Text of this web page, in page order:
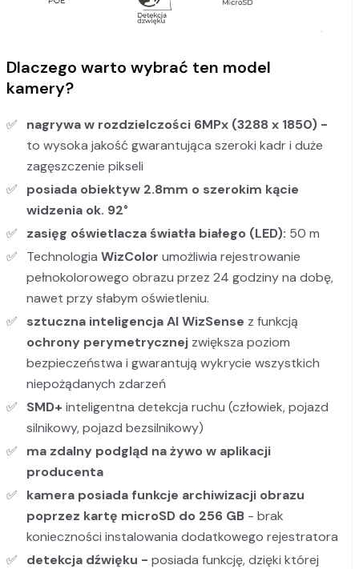
Dlaczego warto wybrać ten model
kamery?
nagrywa w rozdzielczości 6MPx (3288 x 1850) -
to wysoka jakość gwarantująca szeroki kadr i duże
zagęszczenie pikseli
posiada obiektyw 2.8mm o szerokim kącie
widzenia ok. 92°
zasięg oświetlacza światła białego (LED): 50 m
Technologia WizColor umożliwia rejestrowanie
pełnokolorowego obrazu przez 24 godziny na dobę,
nawet przy słabym oświetleniu.
sztuczna inteligencja AIWizSense z funkcją
ochrony perymetrycznej zwiększa poziom
bezpieczeństwa i gwarantują wykrycie wszystkich
niepożądanych zdarzeń
SMD+ inteligentna detekcja ruchu (człowiek, pojazd
silnikowy, pojazd bezsilnikowy)
ma zdalny podgląd na żywo w aplikacji
producenta
kamera posiada funkcje archiwizacji obrazu
poprzez kartę microSD do 256 GB - brak
konieczności instalowania dodatkowego rejestratora
detekcja dźwięku - posiada funkcję, dzięki której